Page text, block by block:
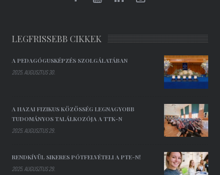
LEGFRISSEBB CIKKEK
A PEDAGÓGUSKÉPZÉS SZOLGÁLATÁBAN
2025. AUGUSZTUS 30.
A HAZAI FIZIKUS KÖZÖSSÉG LEGNAGYOBB
TUDOMÁNYOS TALÁLKOZÓJA A TTK-N
2025. AUGUSZTUS 29.
RENDKÍVÜL SIKERES PÓTFELVÉTELI A PTE-N!
2025. AUGUSZTUS 29.